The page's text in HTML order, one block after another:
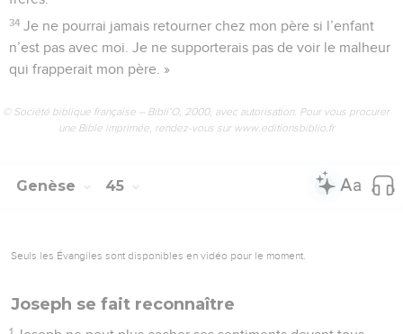
34 Je ne pourrai jamais retourner chez mon père si l’enfant
n’est pas avec moi. Je ne supporterais pas de voir le malheur
qui frapperait mon père. »
© Société biblique française – Bibli’O, 2000, avec autorisation. Pour vous procurer
une Bible imprimée, rendez-vous sur www.editionsbiblio.fr
Genèse 45
Seuls les Évangiles sont disponibles en vidéo pour le moment.
Joseph se fait reconnaître
1